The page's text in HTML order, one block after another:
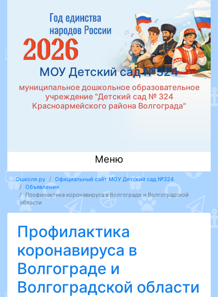
МОУ Детский сад №324
муниципальное дошкольное образовательное
учреждение "Детский сад № 324
Красноармейского района Волгограда"
Меню
Ошколе.ру
Официальный сайт МОУ Детский сад №324
Объявления
Профилактика коронавируса в Волгограде и Волгоградской
области
Профилактика
коронавируса в
Волгограде и
Волгоградской области